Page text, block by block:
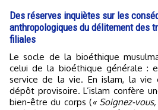
Des réserves inquiètes sur les
anthropologiques du délitement des
filiales
Le socle de la bioéthique musulmane est en accord avec
celui de la bioéthique générale :
service de la vie. En islam, la
dépôt provisoire. L’islam confère
bien-être du corps (« Soignez-